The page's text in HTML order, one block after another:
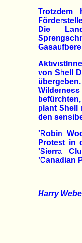
Die
von Shell
plant Shell
den
'Robin
Protest in
'Sierra
'Canadian
Harry